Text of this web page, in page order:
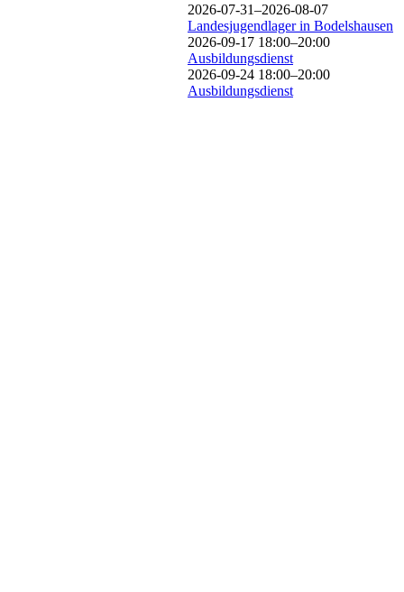
2026-07-31–2026-08-07
Landesjugendlager in Bodelshausen
2026-09-17 18:00–20:00
Ausbildungsdienst
2026-09-24 18:00–20:00
Ausbildungsdienst